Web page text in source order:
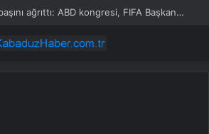
Trump’la bağları başını ağrıttı: ABD kongresi, FIFA Başkanı hakkında soruşturma başlattı